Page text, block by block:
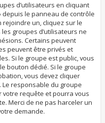
d’utilisateurs en cliquant
depuis le panneau de contrôle
rejoindre un, cliquez sur le
groupes d’utilisateurs ne
Certains peuvent
peuvent être privés et
Si le groupe est public, vous
bouton dédié. Si le groupe
vous devez cliquer
responsable du groupe
votre requête et pourra vous
Merci de ne pas harceler un
demande.